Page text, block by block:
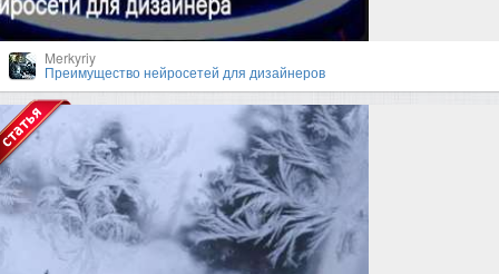
Merkyriy
Преимущество нейросетей для дизайнеров